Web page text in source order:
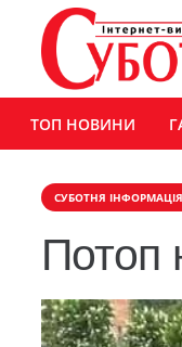
ТОП НОВИНИ
СУБОТНЯ ІНФОРМАЦІЯ
Потоп